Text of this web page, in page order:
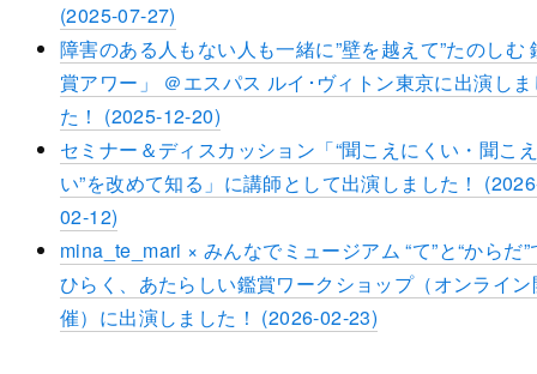
(2025-07-27)
障害のある人もない人も一緒に”壁を越えて”たのしむ
賞アワー」 ＠エスパス ルイ･ヴィトン東京に出演し
た！ (2025-12-20)
セミナー＆ディスカッション「“聞こえにくい・聞こ
い”を改めて知る」に講師として出演しました！
02-12)
mina_te_mari × みんなでミュージアム “て”と“からだ”
ひらく、あたらしい鑑賞ワークショップ（オンライン
催）に出演しました！ (2026-02-23)